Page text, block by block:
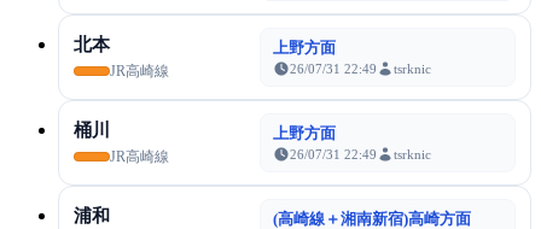
北本
JR高崎線
上野方面
26/07/31 22:49 tsrknic
桶川
JR高崎線
上野方面
26/07/31 22:49 tsrknic
浦和 (高崎線＋湘南新宿)高崎方面